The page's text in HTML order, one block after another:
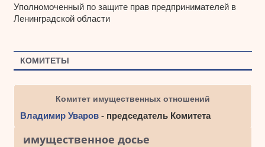
Уполномоченный по защите прав предпринимателей в
Ленинградской области
КОМИТЕТЫ
Комитет имущественных отношений
Владимир Уваров- председатель Комитета
имущественное досье